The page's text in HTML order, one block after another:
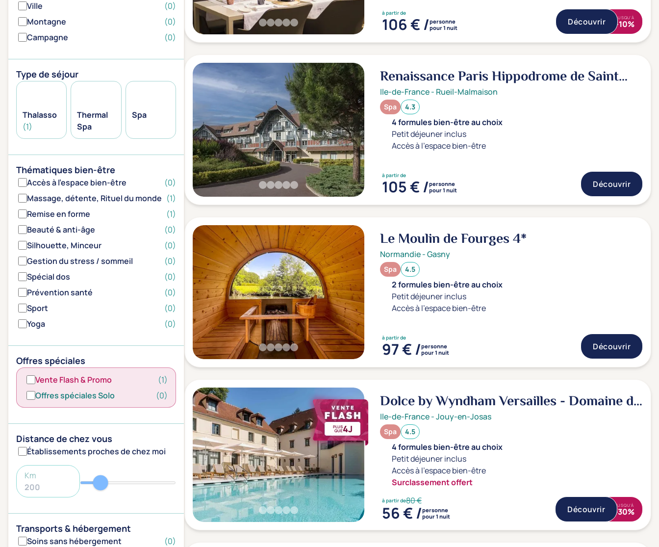
Ville
(0)
Montagne
(0)
Campagne
(0)
Type de séjour
Thalasso
(1)
Thermal
Spa
Spa
Thématiques bien-être
Accès à l'espace bien-être
(0)
Massage, détente, Rituel du monde (1)
Remise en forme
(1)
Beauté & anti-âge
(0)
Silhouette, Minceur
(0)
Gestion du stress / sommeil
(0)
Spécial dos
(0)
Prévention santé
(0)
Sport
(0)
Yoga
(0)
Offres spéciales
Vente Flash & Promo
(1)
Offres spéciales Solo
(0)
Distance de chez vous
Établissements proches de chez moi
Km
Transports & hébergement
Soins sans hébergement
(0)
à partir de
106 € /personne
pour 1 nuit
Découvrir JUSQU'À
-10%
Renaissance Paris Hippodrome de Saint
Cloud4*
Ile-de-France- Rueil-Malmaison
Spa 4.3
4 formules bien-être au choix
Petit déjeuner inclus
Accès à l'espace bien-être
à partir de
105 € /personne
pour 1 nuit
Découvrir
Le Moulin de Fourges4*
Normandie-Gasny
Spa 4.5
2 formules bien-être au choix
Petit déjeuner inclus
Accès à l'espace bien-être
à partir de
97 € /personne
pour 1 nuit
Découvrir
PLUS
QUE4J
Dolce by Wyndham Versailles - Domaine du
Montcel4*
Ile-de-France-Jouy-en-Josas
Spa 4.5
4 formules bien-être au choix
Petit déjeuner inclus
Accès à l'espace bien-être
Surclassement offert
à partir de80 €
56 € /personne
pour 1 nuit
Découvrir JUSQU'À
-30%